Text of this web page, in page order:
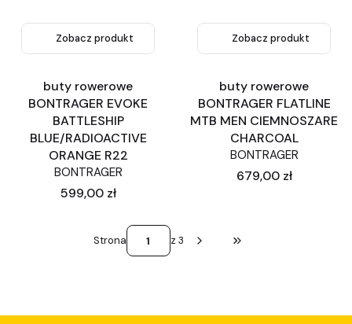
Zobacz produkt
buty rowerowe
BONTRAGER EVOKE
BATTLESHIP
BLUE/RADIOACTIVE
ORANGE R22
BONTRAGER
Cena
599,00 zł
Zobacz produkt
buty rowerowe
BONTRAGER FLATLINE
MTB MEN CIEMNOSZARE
CHARCOAL
BONTRAGER
Cena
679,00 zł
Strona z 3 Przejdź do ostatniej